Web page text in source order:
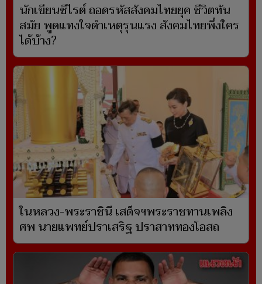
นักเขียนซีไรต์ ถอดรหัสสังคมไทยยุค ชีวิตทัน
สมัย พูดแทงใจดำเหตุรุนแรง สังคมไทยพึ่งใคร
ได้บ้าง?
ในหลวง-พระราชินี เสด็จฯพระราชทานเพลิง
ศพ นายแพทย์ปราเสริฐ ปราสาททองโอสถ